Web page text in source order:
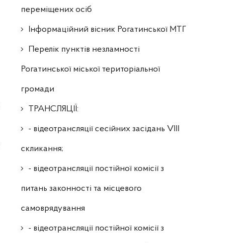
переміщених осіб
Інформаційний вісник Рогатинської МТГ
Перелік пунктів незламності
Рогатинської міської територіальної
громади
ТРАНСЛЯЦІЇ:
- відеотрансляції сесійних засідань VIII
скликання;
- відеотрансляції постійної комісії з
питань законності та місцевого
самоврядування
- відеотрансляції постійної комісії з